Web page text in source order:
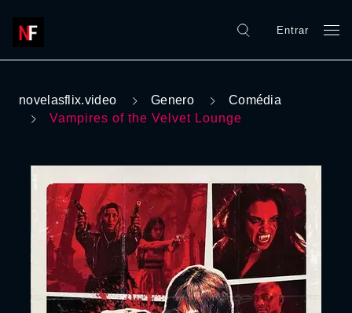
Entrar
novelasflix.video Genero
Comédia
Vampires of the Velvet Lounge